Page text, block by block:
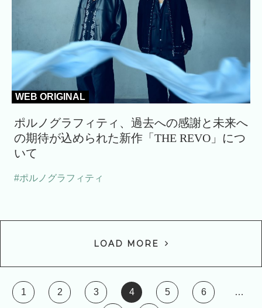
WEB ORIGINAL
ポルノグラフィティ、過去への感謝と未来へ
の期待が込められた新作「THE REVO」につ
いて
#ポルノグラフィティ
LOAD MORE
1 2 3 4 5 6 …